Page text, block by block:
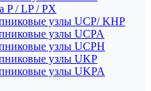
P / LP / PX
узлы UCP/ KHP
узлы UCPA
узлы UCPH
узлы UKP
узлы UKPA